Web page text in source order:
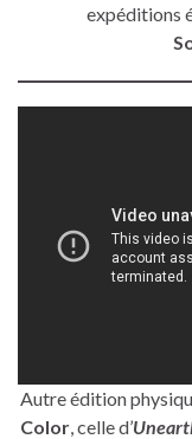
expéditions
Autre édition
Color, celle d’